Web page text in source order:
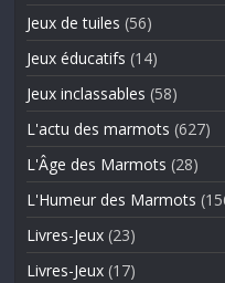
Jeux de tuiles (56)
Jeux éducatifs (14)
Jeux inclassables (58)
L'actu des marmots (627)
L'Âge des Marmots (28)
L'Humeur des Marmots
Livres-Jeux (23)
Livres-Jeux (17)